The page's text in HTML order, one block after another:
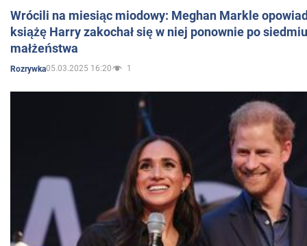
Wrócili na miesiąc miodowy: Meghan Markle
książę Harry zakochał się w niej ponownie po
małżeństwa
Rozrywka05.03.2025 16:20 1